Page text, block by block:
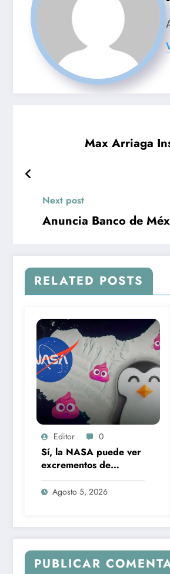
Max Arriaga
Next post
Anuncia Banco de
RELATED POSTS
Editor 0
Sí, la NASA puede ver
excrementos de
pingüinos desde el
espacio… y son
Agosto 5, 2026
PUBLICAR